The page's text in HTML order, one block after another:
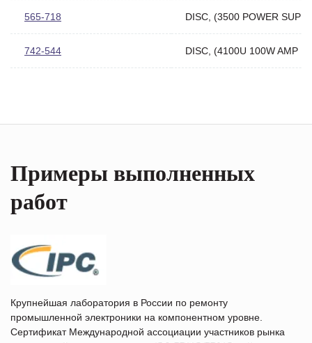
565-718 DISC, (3500 POWER
742-544 DISC, (4100U 100W AMP
Примеры выполненных
работ
Крупнейшая лаборатория в России по ремонту
промышленной электроники на компонентном уровне.
Сертификат Международной ассоциации участников рынка